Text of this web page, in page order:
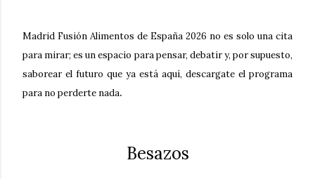
Madrid Fusión Alimentos de España 2026 no es solo una cita
para mirar; es un espacio para pensar, debatir y, por supuesto,
saborear el futuro que ya está aquí, descargate el programa
para no perderte nada.
Besazos